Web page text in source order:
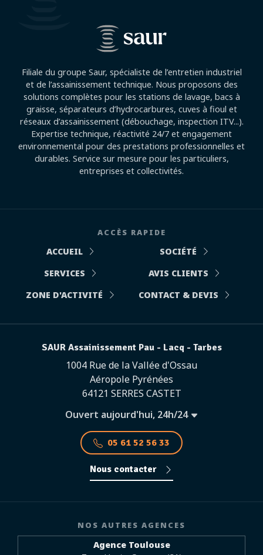
Filiale du groupe Saur, spécialiste de l’entretien industriel
et de l’assainissement technique. Nous proposons des
solutions complètes pour les stations de lavage, bacs à
graisse, séparateurs d’hydrocarbures, cuves à fioul et
réseaux d’assainissement (débouchage, inspection ITV...).
Expertise technique, réactivité 24/7 et engagement
environnemental pour des prestations professionnelles et
durables. Service sur mesure pour les particuliers,
entreprises et collectivités.
ACCÈS RAPIDE
ACCUEIL
SOCIÉTÉ
SERVICES
AVIS CLIENTS
ZONE D'ACTIVITÉ
CONTACT & DEVIS
SAUR Assainissement Pau - Lacq - Tarbes
1004 Rue de la Vallée d'Ossau
Aéropole Pyrénées
64121 SERRES CASTET
Ouvert aujourd'hui, 24h/24
05 61 52 56 33
Nous contacter
NOS AUTRES AGENCES
Agence Toulouse